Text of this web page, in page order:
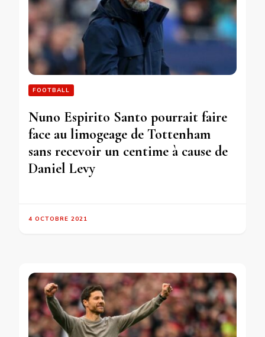
FOOTBALL
Nuno Espirito Santo pourrait faire
face au limogeage de Tottenham
sans recevoir un centime à cause de
Daniel Levy
4 OCTOBRE 2021